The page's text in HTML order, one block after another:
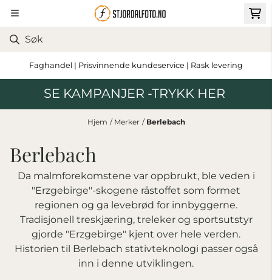
Hopp til innhold
Faghandel | Prisvinnende kundeservice | Rask levering
SE KAMPANJER -TRYKK HER
Hjem / Merker / Berlebach
Berlebach
Da malmforekomstene var oppbrukt, ble veden i
"Erzgebirge"-skogene råstoffet som formet
regionen og ga levebrød for innbyggerne.
Tradisjonell treskjæring, treleker og sportsutstyr
gjorde "Erzgebirge" kjent over hele verden.
Historien til Berlebach stativteknologi passer også
inn i denne utviklingen.